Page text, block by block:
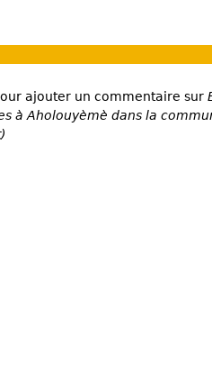
ajouter un commentaire sur
à Aholouyèmè dans la